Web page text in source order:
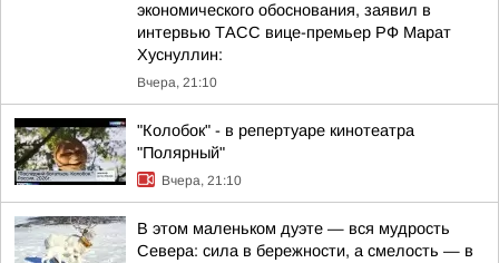
экономического обоснования, заявил в
интервью ТАСС вице-премьер РФ Марат
Хуснуллин:
Вчера, 21:10
"Колобок" - в репертуаре кинотеатра
"Полярный"
Вчера, 21:10
В этом маленьком дуэте — вся мудрость
Севера: сила в бережности, а смелость — в